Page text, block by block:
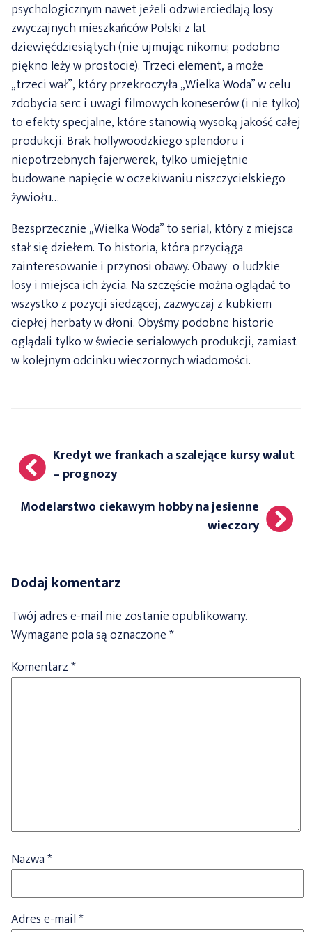
psychologicznym nawet jeżeli odzwierciedlają losy
zwyczajnych mieszkańców Polski z lat
dziewięćdziesiątych (nie ujmując nikomu; podobno
piękno leży w prostocie). Trzeci element, a może
„trzeci wał”, który przekroczyła „Wielka Woda” w celu
zdobycia serc i uwagi filmowych koneserów (i nie tylko)
to efekty specjalne, które stanowią wysoką jakość całej
produkcji. Brak hollywoodzkiego splendoru i
niepotrzebnych fajerwerek, tylko umiejętnie
budowane napięcie w oczekiwaniu niszczycielskiego
żywiołu…
Bezsprzecznie „Wielka Woda” to serial, który z miejsca
stał się dziełem. To historia, która przyciąga
zainteresowanie i przynosi obawy. Obawy o ludzkie
losy i miejsca ich życia. Na szczęście można oglądać to
wszystko z pozycji siedzącej, zazwyczaj z kubkiem
ciepłej herbaty w dłoni. Obyśmy podobne historie
oglądali tylko w świecie serialowych produkcji, zamiast
w kolejnym odcinku wieczornych wiadomości.
Nawigacja
wpisu
Kredyt we frankach a szalejące kursy walut
– prognozy
Modelarstwo ciekawym hobby na jesienne
wieczory
Dodaj komentarz
Twój adres e-mail nie zostanie opublikowany.
Wymagane pola są oznaczone*
Komentarz*
Nazwa*
Adres e-mail*